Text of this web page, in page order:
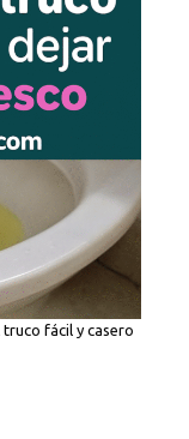
fácil y casero